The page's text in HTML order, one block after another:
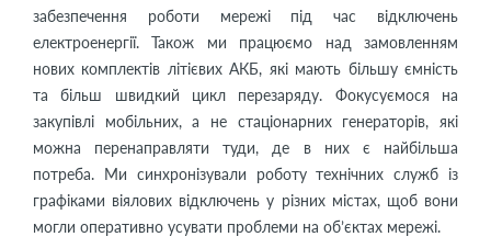
забезпечення роботи мережі під час відключень
електроенергії. Також ми працюємо над замовленням
нових комплектів літієвих АКБ, які мають більшу ємність
та більш швидкий цикл перезаряду. Фокусуємося на
закупівлі мобільних, а не стаціонарних генераторів, які
можна перенаправляти туди, де в них є найбільша
потреба. Ми синхронізували роботу технічних служб із
графіками віялових відключень у різних містах, щоб вони
могли оперативно усувати проблеми на об’єктах мережі.